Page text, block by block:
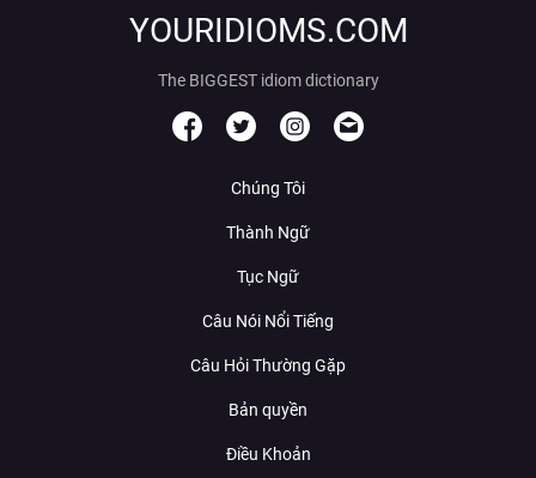
YOURIDIOMS.COM
The BIGGEST idiom dictionary
Chúng Tôi
Thành Ngữ
Tục Ngữ
Câu Nói Nổi Tiếng
Câu Hỏi Thường Gặp
Bản quyền
Điều Khoản